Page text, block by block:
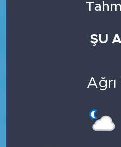
ŞU
Ağrı
Tüm Manşetler